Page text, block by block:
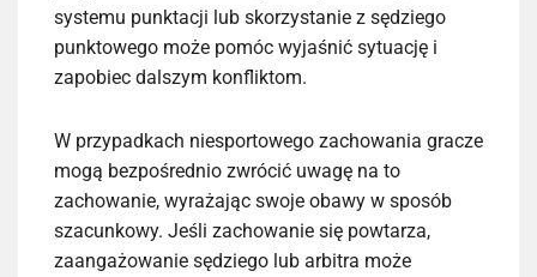
systemu punktacji lub skorzystanie z sędziego
punktowego może pomóc wyjaśnić sytuację i
zapobiec dalszym konfliktom.
W przypadkach niesportowego zachowania gracze
mogą bezpośrednio zwrócić uwagę na to
zachowanie, wyrażając swoje obawy w sposób
szacunkowy. Jeśli zachowanie się powtarza,
zaangażowanie sędziego lub arbitra może